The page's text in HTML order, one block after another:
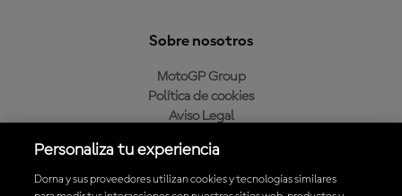
Sobre nosotros
MotoGP Group
Política de cookies
Aviso Legal
Política de compra
Personaliza tu experiencia
Dorna y sus proveedores utilizan cookies y tecnologías similares